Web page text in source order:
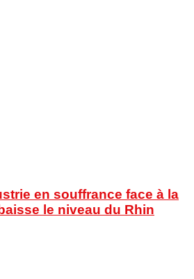
en souffrance face à la
le niveau du Rhin